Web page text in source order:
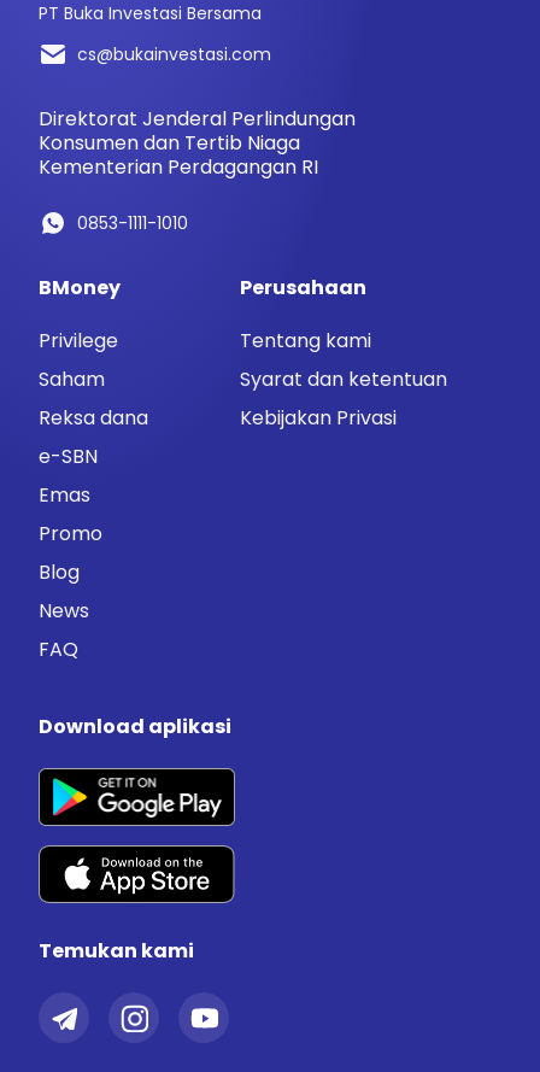
PT Buka Investasi Bersama
cs@bukainvestasi.com
Direktorat Jenderal Perlindungan
Konsumen dan Tertib Niaga
Kementerian Perdagangan RI
0853-1111-1010
BMoney
Privilege
Saham
Reksa dana
e-SBN
Emas
Promo
Blog
News
FAQ
Perusahaan
Tentang kami
Syarat dan ketentuan
Kebijakan Privasi
Download aplikasi
Temukan kami